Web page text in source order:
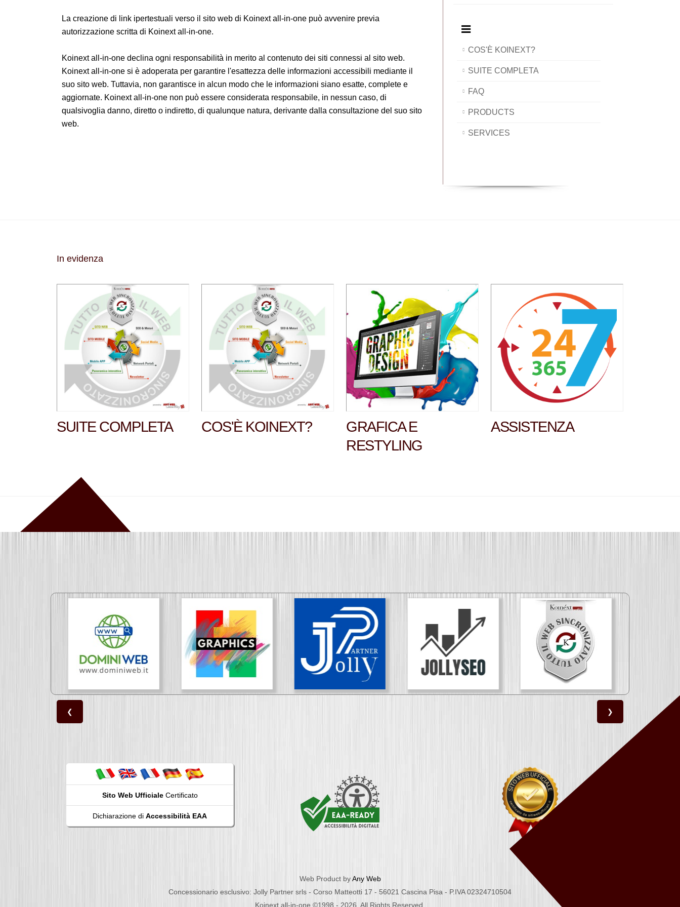
La creazione di link ipertestuali verso il sito web di Koinext all-in-one può avvenire previa
autorizzazione scritta di Koinext all-in-one.
Koinext all-in-one declina ogni responsabilità in merito al contenuto dei siti connessi al sito web.
Koinext all-in-one si è adoperata per garantire l'esattezza delle informazioni accessibili mediante il
suo sito web. Tuttavia, non garantisce in alcun modo che le informazioni siano esatte, complete e
aggiornate. Koinext all-in-one non può essere considerata responsabile, in nessun caso, di
qualsivoglia danno, diretto o indiretto, di qualunque natura, derivante dalla consultazione del suo sito
web.
COS'È KOINEXT?
SUITE COMPLETA
FAQ
PRODUCTS
SERVICES
In evidenza
SUITE COMPLETA COS'È KOINEXT?
GRAFICA E
RESTYLING
ASSISTENZA
❮ ❯
Sito Web UfficialeCertificato
Dichiarazione di Accessibilità EAA
Web Product byAny Web
Concessionario esclusivo: Jolly Partner srls - Corso Matteotti 17 - 56021 Cascina Pisa - P.IVA 02324710504
Koinext all-in-one ©1998 - 2026. All Rights Reserved.